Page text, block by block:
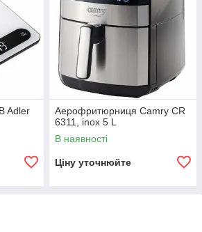
Adler
Аерофритюрниця Camry CR
6311, inox 5 L
В наявності
Ціну уточнюйте